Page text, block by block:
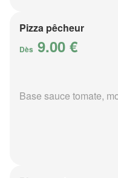
Pizza pêcheur
Dès 9.00 €
Base sauce tomate,